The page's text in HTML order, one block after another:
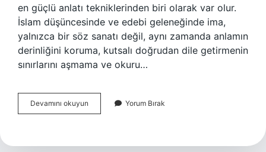
en güçlü anlatı tekniklerinden biri olarak var olur.
İslam düşüncesinde ve edebi geleneğinde ima,
yalnızca bir söz sanatı değil, aynı zamanda anlamın
derinliğini koruma, kutsalı doğrudan dile getirmenin
sınırlarını aşmama ve okuru…
Devamını okuyun
ne
?
Yorum Bırak